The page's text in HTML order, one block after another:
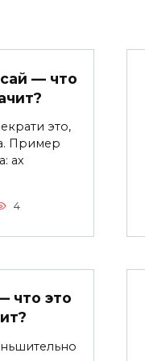
— что
это,
Пример
ах
4
что это